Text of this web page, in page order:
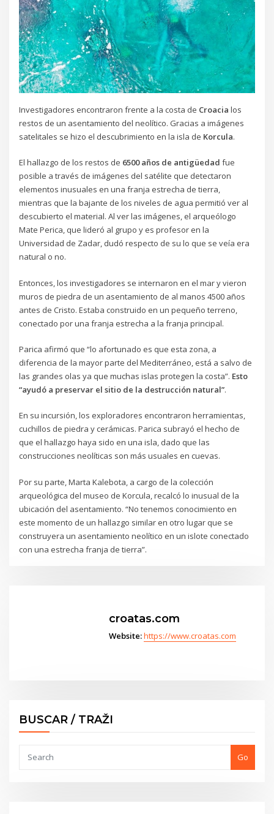
Investigadores encontraron frente a la costa de Croacia los
restos de un asentamiento del neolítico. Gracias a imágenes
satelitales se hizo el descubrimiento en la isla de Korcula.
El hallazgo de los restos de 6500 años de antigüedadfue
posible a través de imágenes del satélite que detectaron
elementos inusuales en una franja estrecha de tierra,
mientras que la bajante de los niveles de agua permitió ver al
descubierto el material. Al ver las imágenes, el arqueólogo
Mate Perica, que lideró al grupo y es profesor en la
Universidad de Zadar, dudó respecto de su lo que se veía era
natural o no.
Entonces, los investigadores se internaron en el mar y vieron
muros de piedra de un asentamiento de al manos 4500 años
antes de Cristo. Estaba construido en un pequeño terreno,
conectado por una franja estrecha a la franja principal.
Parica afirmó que “lo afortunado es que esta zona, a
diferencia de la mayor parte del Mediterráneo, está a salvo de
las grandes olas ya que muchas islas protegen la costa”. Esto
“ayudó a preservar el sitio de la destrucción natural”.
En su incursión, los exploradores encontraron herramientas,
cuchillos de piedra y cerámicas. Parica subrayó el hecho de
que el hallazgo haya sido en una isla, dado que las
construcciones neolíticas son más usuales en cuevas.
Por su parte, Marta Kalebota, a cargo de la colección
arqueológica del museo de Korcula, recalcó lo inusual de la
ubicación del asentamiento. “No tenemos conocimiento en
este momento de un hallazgo similar en otro lugar que se
construyera un asentamiento neolítico en un islote conectado
con una estrecha franja de tierra”.
croatas.com
Website:https://www.croatas.com
BUSCAR / TRAŽI
Go